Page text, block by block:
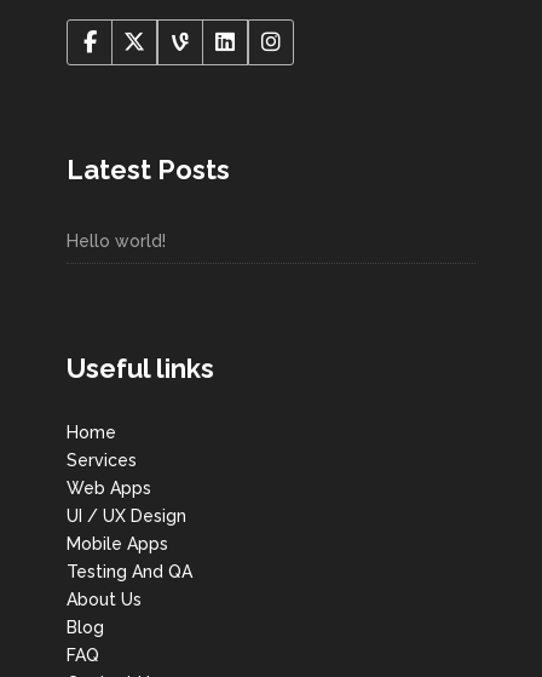
Latest Posts
Hello world!
Useful links
Home
Services
Web Apps
UI / UX Design
Mobile Apps
Testing And QA
About Us
Blog
FAQ